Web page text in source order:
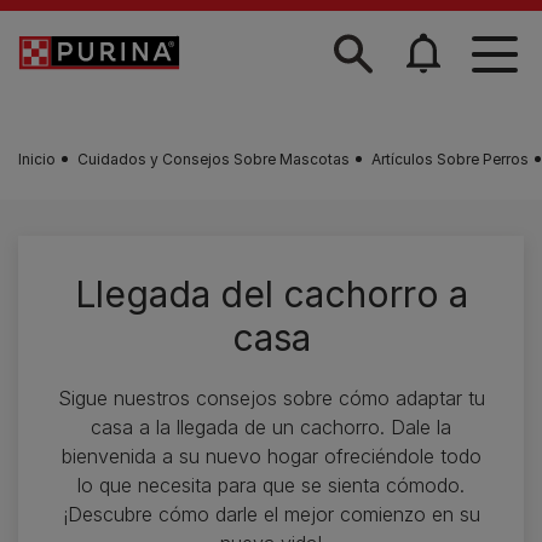
Skip to main content
Inicio Cuidados y Consejos Sobre Mascotas Artículos Sobre Perros
Llegada del cachorro a
casa
Sigue nuestros consejos sobre cómo adaptar tu
casa a la llegada de un cachorro. Dale la
bienvenida a su nuevo hogar ofreciéndole todo
lo que necesita para que se sienta cómodo.
¡Descubre cómo darle el mejor comienzo en su